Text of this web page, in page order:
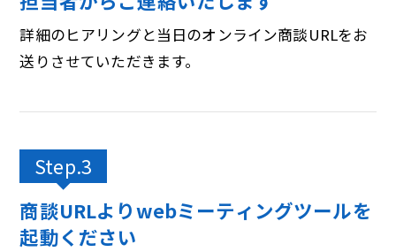
詳細のヒアリングと当日のオンライン商談URLをお
送りさせていただきます。
Step.3
商談URLよりwebミーティングツールを
起動ください